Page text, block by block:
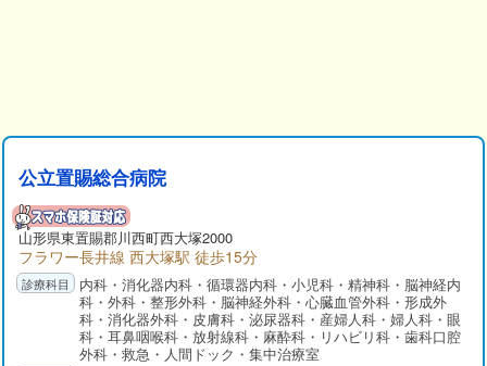
公立置賜総合病院
山形県東置賜郡川西町西大塚2000
フラワー長井線 西大塚駅 徒歩15分
内科・消化器内科・循環器内科・小児科・精神科・脳神経内
科・外科・整形外科・脳神経外科・心臓血管外科・形成外
科・消化器外科・皮膚科・泌尿器科・産婦人科・婦人科・眼
科・耳鼻咽喉科・放射線科・麻酔科・リハビリ科・歯科口腔
外科・救急・人間ドック・集中治療室